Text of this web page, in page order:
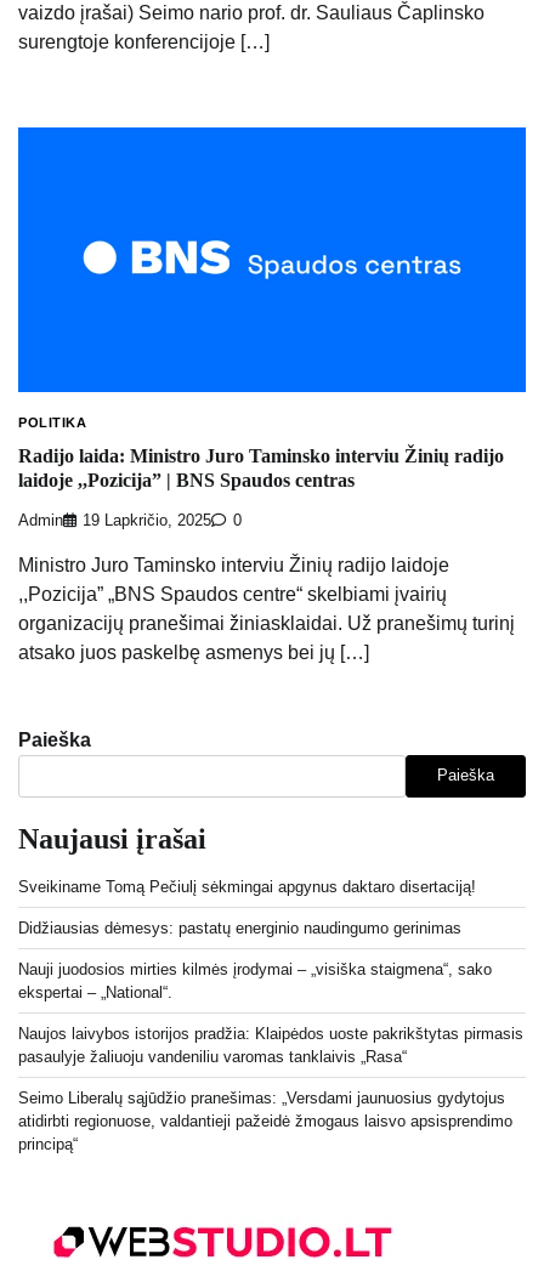
vaizdo įrašai) Seimo nario prof. dr. Sauliaus Čaplinsko
surengtoje konferencijoje […]
POLITIKA
Radijo laida: Ministro Juro Taminsko interviu Žinių radijo
laidoje ,,Pozicija” | BNS Spaudos centras
Admin 19 Lapkričio, 2025 0
Ministro Juro Taminsko interviu Žinių radijo laidoje
,,Pozicija” „BNS Spaudos centre“ skelbiami įvairių
organizacijų pranešimai žiniasklaidai. Už pranešimų turinį
atsako juos paskelbę asmenys bei jų […]
Paieška
Paieška
Naujausi įrašai
Sveikiname Tomą Pečiulį sėkmingai apgynus daktaro disertaciją!
Didžiausias dėmesys: pastatų energinio naudingumo gerinimas
Nauji juodosios mirties kilmės įrodymai – „visiška staigmena“, sako
ekspertai – „National“.
Naujos laivybos istorijos pradžia: Klaipėdos uoste pakrikštytas pirmasis
pasaulyje žaliuoju vandeniliu varomas tanklaivis „Rasa“
Seimo Liberalų sąjūdžio pranešimas: „Versdami jaunuosius gydytojus
atidirbti regionuose, valdantieji pažeidė žmogaus laisvo apsisprendimo
principą“